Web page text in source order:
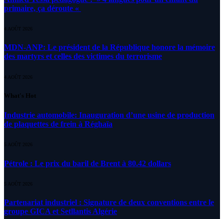
primaire, ça déroute «
4 AOÛT 2026
MDN-ANP: Le président de la République honore la mémoire
des martyrs et celles des victimes du terrorisme
4 AOÛT 2026
What's Hot
Industrie automobile: Inauguration d’une usine de production
de plaquettes de frein à Réghaïa
5 AOÛT 2026
Pétrole : Le prix du baril de Brent à 80.42 dollars
5 AOÛT 2026
Partenariat industriel : Signature de deux conventions entre le
groupe GICA et Setllantis Algérie